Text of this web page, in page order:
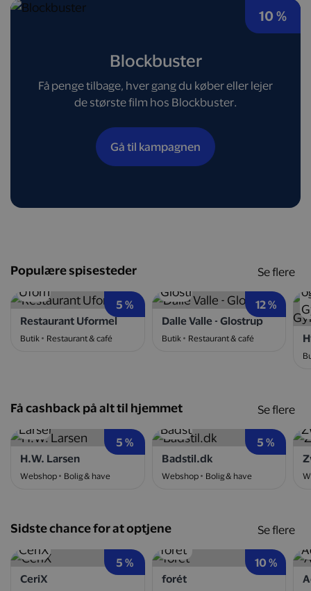
10 %
Blockbuster
Få penge tilbage, hver gang du køber eller lejer
de største film hos Blockbuster.
Gå til kampagnen
Populære spisesteder
5 %
Restaurant Uformel
Butik Restaurant & café
12 %
Dalle Valle - Glostrup
Butik
Restaurant & café
Se flere
Få cashback på alt til hjemmet
5 %
H.W. Larsen
Webshop Bolig & have
5 %
Badstil.dk
Webshop Bolig & have
Se flere
Sidste chance for at optjene
5 %
CeriX
10 %
forét
Se flere